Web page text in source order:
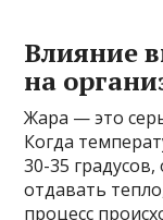
Влияние
на
Жара — это
Когда
30-35
отдавать
процесс